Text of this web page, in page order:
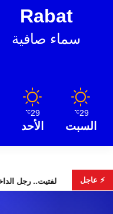
Rabat
سماء صافية
29
℃
السبت
29
℃
الأحد
⚡ عاجلتخطف الأضواء